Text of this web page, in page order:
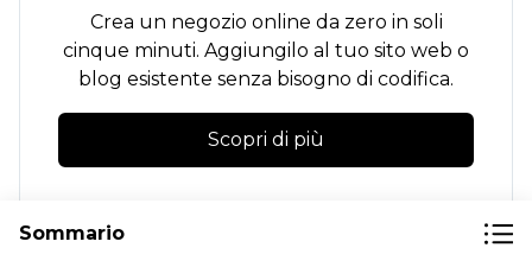
Crea un negozio online da zero in soli
cinque minuti. Aggiungilo al tuo sito web o
blog esistente senza bisogno di codifica.
Scopri di più
Sommario